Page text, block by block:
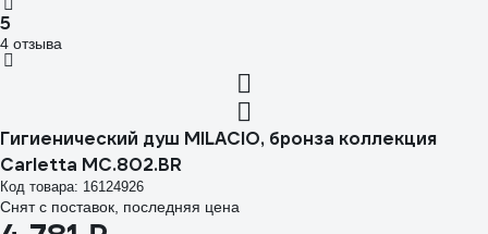
5
4 отзыва
Гигиенический душ MILACIO, бронза коллекция
Carletta MC.802.BR
Код товара: 16124926
Снят с поставок, последняя цена